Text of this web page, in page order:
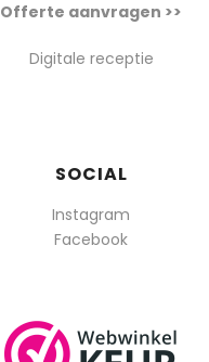
Offerte aanvragen >>
Digitale receptie
SOCIAL
Instagram
Facebook